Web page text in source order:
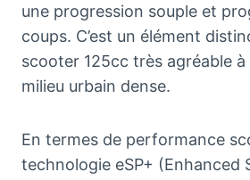
une progression souple et
coups. C’est un élément
scooter 125cc très agréable
milieu urbain dense.
En termes de performance
technologie eSP+ (Enhanced